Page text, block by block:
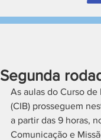
Segunda
As aulas do Curso de
(CIB) prosseguem
a partir das 9 horas,
Comunicação e